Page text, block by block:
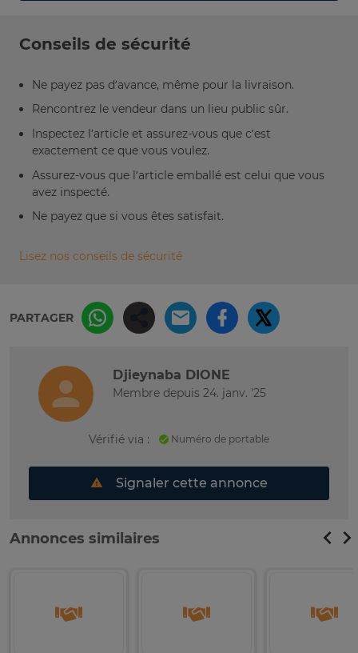
Conseils de sécurité
Ne payez pas d’avance, même pour la livraison.
Rencontrez le vendeur dans un lieu public sûr.
Inspectez l’article et assurez-vous que c’est
exactement ce que vous voulez.
Assurez-vous que l’article emballé est celui que vous
avez inspecté.
Ne payez que si vous êtes satisfait.
Lisez nos conseils de sécurité
PARTAGER
Djieynaba DIONE
Membre depuis 24. janv. '25
Vérifié via : Numéro de portable
Signaler cette annonce
Annonces similaires